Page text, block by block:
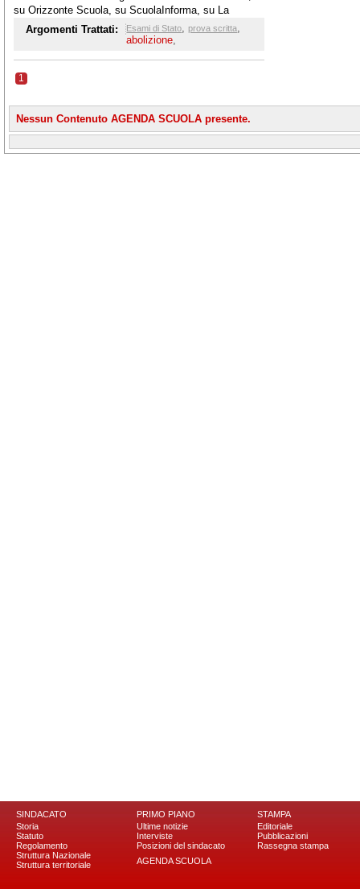
su Orizzonte Scuola, su ScuolaInforma, su La
Tecnica della Scuola
Argomenti Trattati: Esami di Stato,prova scritta,
abolizione,
1
Nessun Contenuto AGENDA SCUOLA presente.
SINDACATO
Storia
Statuto
Regolamento
Struttura Nazionale
Struttura territoriale
PRIMO PIANO
Ultime notizie
Interviste
Posizioni del sindacato
AGENDA SCUOLA
STAMPA
Editoriale
Pubblicazioni
Rassegna stampa